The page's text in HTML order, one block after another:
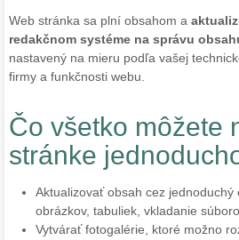
Web stránka sa plní obsahom a
redakčnom systéme na správu
nastavený na mieru podľa vašej
firmy a funkčnosti webu.
Čo všetko môžete
stránke
Aktualizovať obsah cez jednoduchý
obrázkov, tabuliek, vkladanie
Vytvárať fotogalérie, ktoré možno